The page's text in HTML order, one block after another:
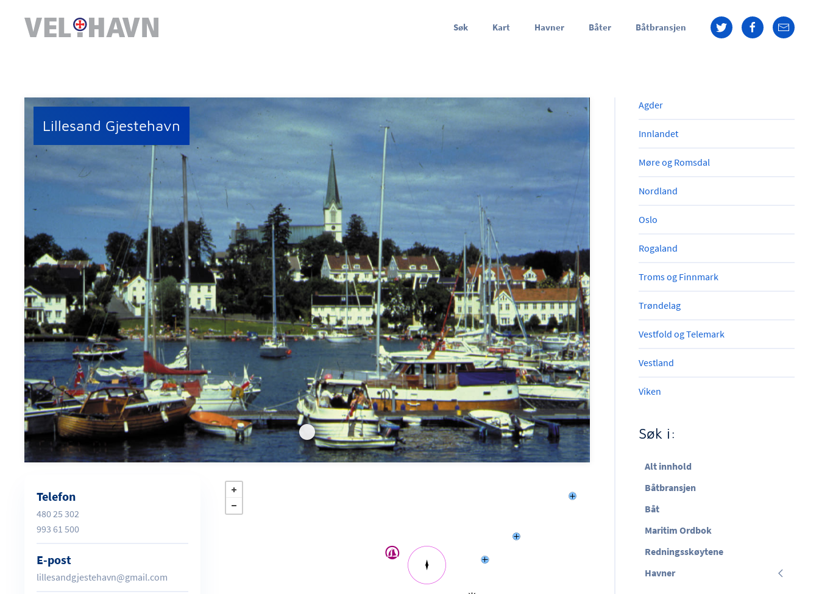
Søk Kart Havner Båter Båtbransjen
Lillesand Gjestehavn
Telefon
480 25 302
993 61 500
E-post
lillesandgjestehavn@gmail.com
Agder
Innlandet
Møre og Romsdal
Nordland
Oslo
Rogaland
Troms og Finnmark
Trøndelag
Vestfold og Telemark
Vestland
Viken
Søk i:
Alt innhold
Båtbransjen
Båt
Maritim Ordbok
Redningsskøytene
Havner